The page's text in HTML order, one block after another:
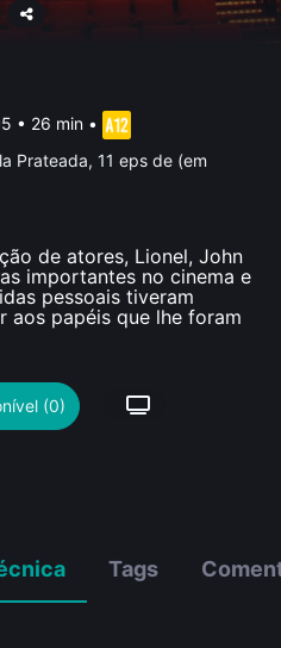
• 26 min •
Prateada, 11 eps de (em
de atores, Lionel, John
importantes no cinema e
pessoais tiveram
aos papéis que lhe foram
(0)
Tags